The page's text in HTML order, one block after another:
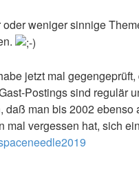
oder weniger sinnige
jetzt mal
Postings sind regulär
daß man bis 2002 ebenso
mal vergessen hat, sich